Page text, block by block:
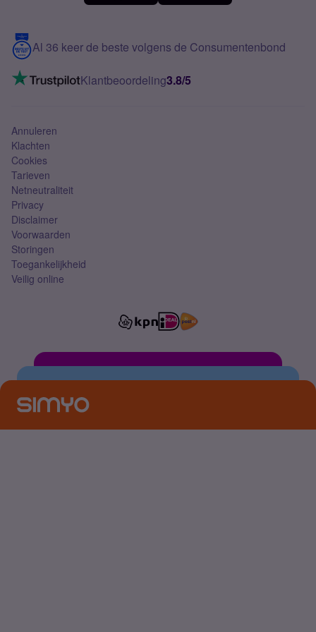
Meerdere nummers
5G internet
Mobiel internet
Mobiel abonnement
Contact
VoLTE 4G bellen
Al 36 keer de beste volgens de Consumentenbond
Klantbeoordeling3.8/5
Annuleren
Klachten
Cookies
Tarieven
Netneutraliteit
Privacy
Disclaimer
Voorwaarden
Storingen
Toegankelijkheid
Veilig online